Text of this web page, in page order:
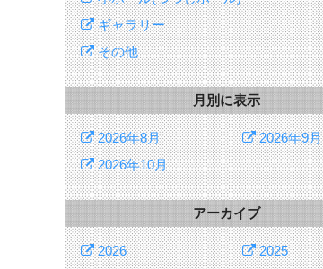
ギャラリー
その他
月別に表示
2026年8月
2026年9月
2026年10月
アーカイブ
2026
2025